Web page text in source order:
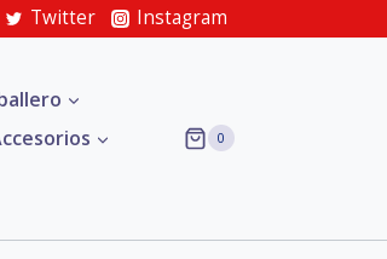
Twitter Instagram
0